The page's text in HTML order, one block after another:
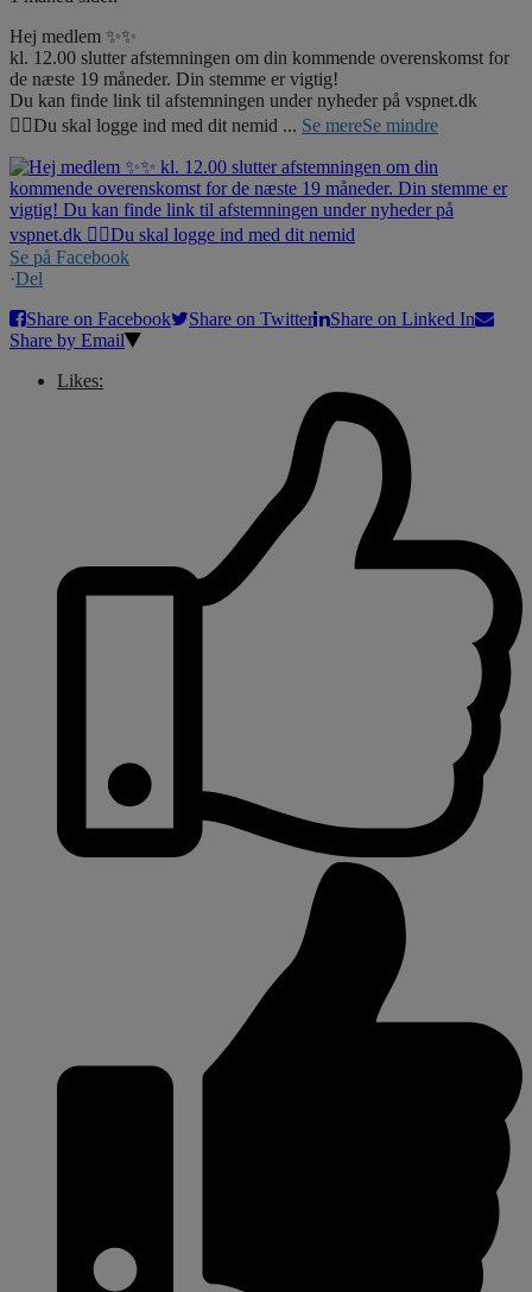
Hej medlem ✨✨
kl. 12.00 slutter afstemningen om din kommende overenskomst for
de næste 19 måneder. Din stemme er vigtig!
Du kan finde link til afstemningen under nyheder på vspnet.dk
☝🏼Du skal logge ind med dit nemid ... Se mereSe mindre
Se på Facebook
·Del
Share on Facebook
Share on Twitter
Share on Linked In
Share by Email
Likes: